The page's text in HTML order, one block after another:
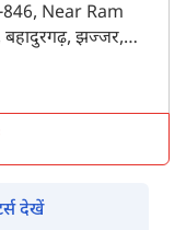
Near Ram
झज्जर,
देखें